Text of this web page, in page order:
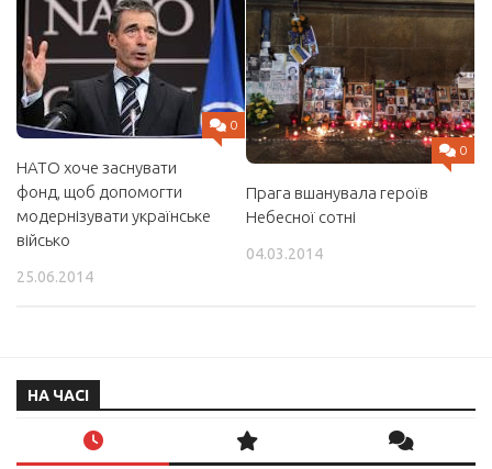
0
НАТО хоче заснувати
фонд, щоб допомогти
модернізувати українське
військо
25.06.2014
0
Прага вшанувала героїв
Небесної сотні
04.03.2014
НА ЧАСІ